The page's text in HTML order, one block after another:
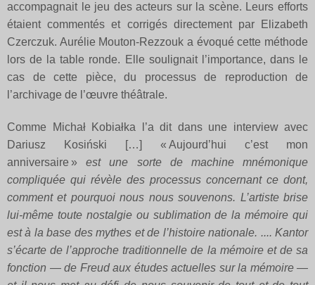
accompagnait le jeu des acteurs sur la scène. Leurs efforts
étaient commentés et corrigés directement par Elizabeth
Czerczuk. Aurélie Mouton-Rezzouk a évoqué cette méthode
lors de la table ronde. Elle soulignait l’importance, dans le
cas de cette pièce, du processus de reproduction de
l’archivage de l’œuvre théâtrale.
Comme Michał Kobiałka l’a dit dans une interview avec
Dariusz Kosiński […] « Aujourd’hui c’est mon
anniversaire »est une sorte de machine mnémonique
compliquée qui révèle des processus concernant ce dont,
comment et pourquoi nous nous souvenons. L’artiste brise
lui-même toute nostalgie ou sublimation de la mémoire qui
est à la base des mythes et de l’histoire nationale. .... Kantor
s’écarte de l’approche traditionnelle de la mémoire et de sa
fonction — de Freud aux études actuelles sur la mémoire —